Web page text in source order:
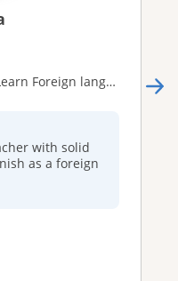
language Spanish
with solid
as a foreign